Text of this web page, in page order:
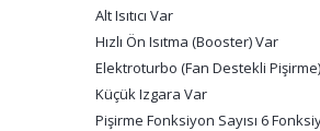
Alt Isıtıcı Var
Hızlı Ön Isıtma (Booster) Var
Elektroturbo (Fan Destekli
Küçük Izgara Var
Pişirme Fonksiyon Sayısı 6